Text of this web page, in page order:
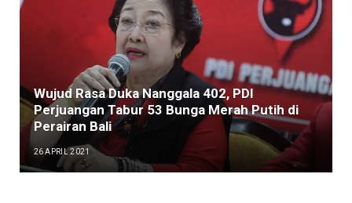
Wujud Rasa Duka Nanggala 402, PDI
Perjuangan Tabur 53 Bunga Merah Putih di
Perairan Bali
26 APRIL 2021